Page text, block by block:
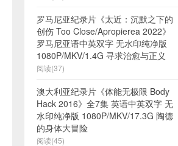
罗马尼亚纪录片《太近：沉默之下的
创伤 Too Close/Apropierea 2022》
罗马尼亚语中英双字 无水印纯净版
1080P/MKV/1.4G 寻求治愈与正义
阅读(37)
澳大利亚纪录片《体能无极限 Body
Hack 2016》全7集 英语中英双字 无
水印纯净版 1080P/MKV/17.3G 陶德
的身体大冒险
阅读(45)